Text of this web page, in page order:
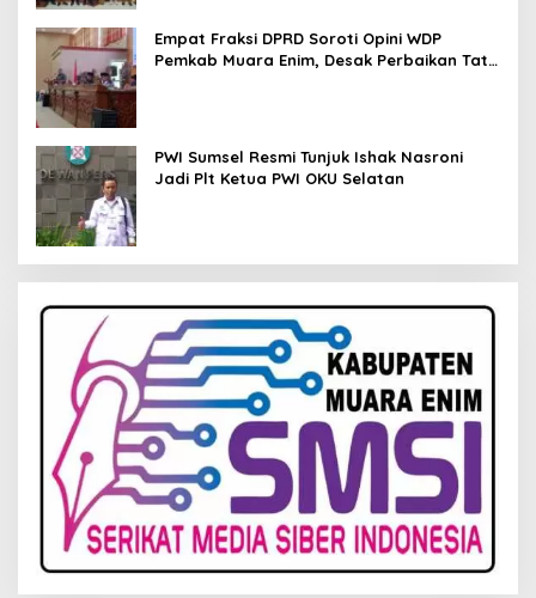
Empat Fraksi DPRD Soroti Opini WDP
Pemkab Muara Enim, Desak Perbaikan Tata
PWI Sumsel Resmi Tunjuk Ishak Nasroni
Jadi Plt Ketua PWI OKU Selatan